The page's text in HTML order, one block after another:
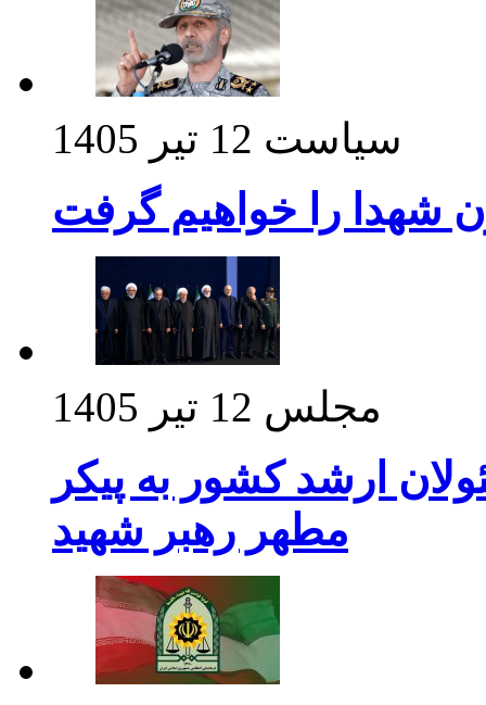
سیاست 12 تیر 1405
شهدا را خواهیم گرفت
مجلس 12 تیر 1405
ارشد کشور به پیکر
مطهر رهبر شهید